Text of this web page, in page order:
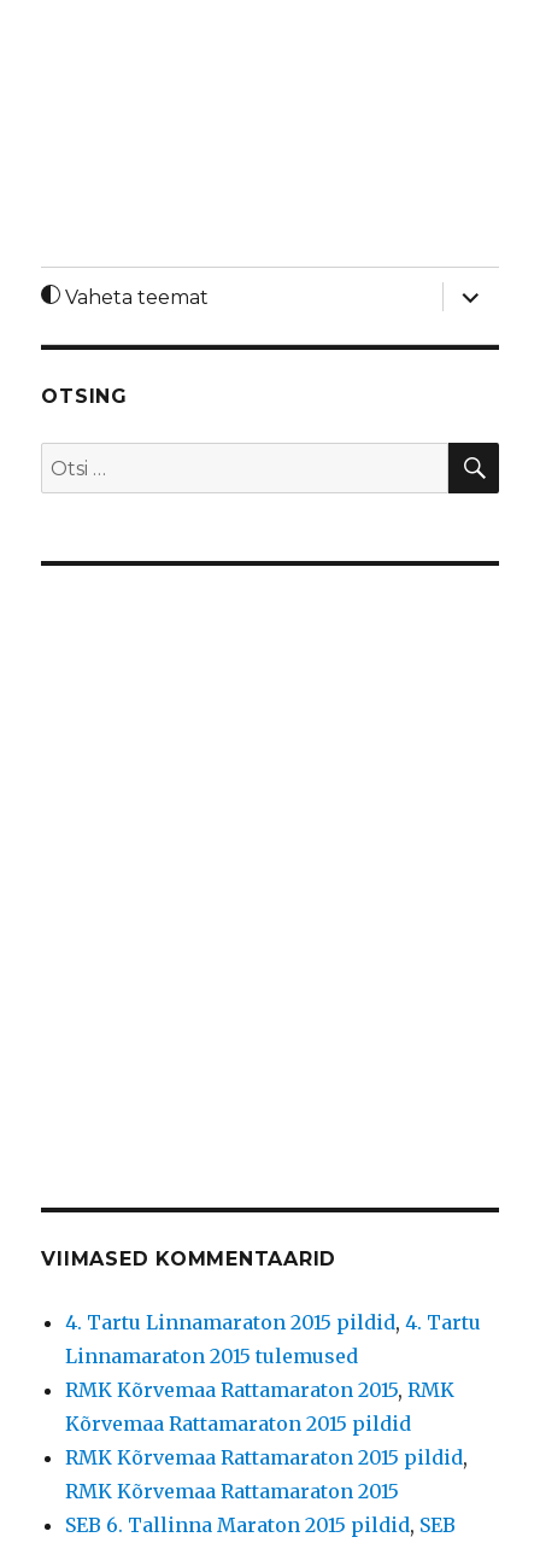
Vaheta teemat
laienda
OTSING
Otsi:
VIIMASED KOMMENTAARID
4. Tartu Linnamaraton 2015 pildid,4. Tartu
Linnamaraton 2015 tulemused
RMK Kõrvemaa Rattamaraton 2015,RMK
Kõrvemaa Rattamaraton 2015 pildid
RMK Kõrvemaa Rattamaraton 2015 pildid,
RMK Kõrvemaa Rattamaraton 2015
SEB 6. Tallinna Maraton 2015 pildid, SEB